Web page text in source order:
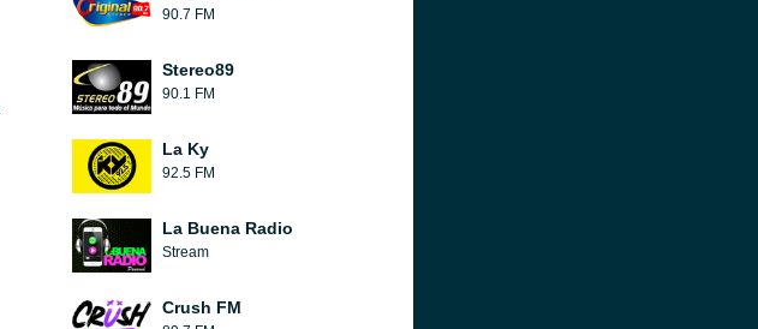
90.7 FM
Stereo89
90.1 FM
La Ky
92.5 FM
La Buena Radio
Stream
Crush FM